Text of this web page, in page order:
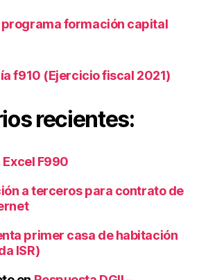
formación capital
f910 (Ejercicio fiscal 2021)
recientes:
Excel F990
a terceros para contrato de
primer casa de habitación
ISR)